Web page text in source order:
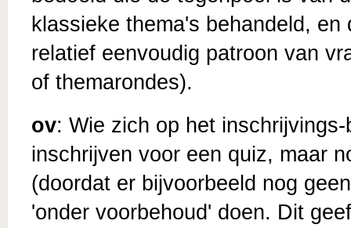
klassieke thema's behandeld,
relatief eenvoudig patroon van
of themarondes).
ov: Wie zich op het
inschrijven voor een quiz, maar
(doordat er bijvoorbeeld nog
'onder voorbehoud' doen. Dit